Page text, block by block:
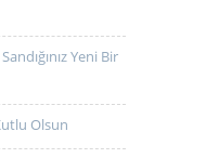
Yeni Bir
Olsun